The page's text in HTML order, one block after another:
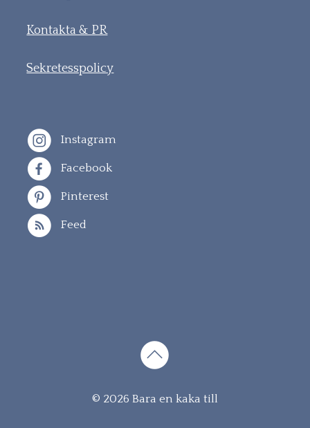
Kontakta & PR
Sekretesspolicy
Instagram
Facebook
Pinterest
Feed
© 2026 Bara en kaka till